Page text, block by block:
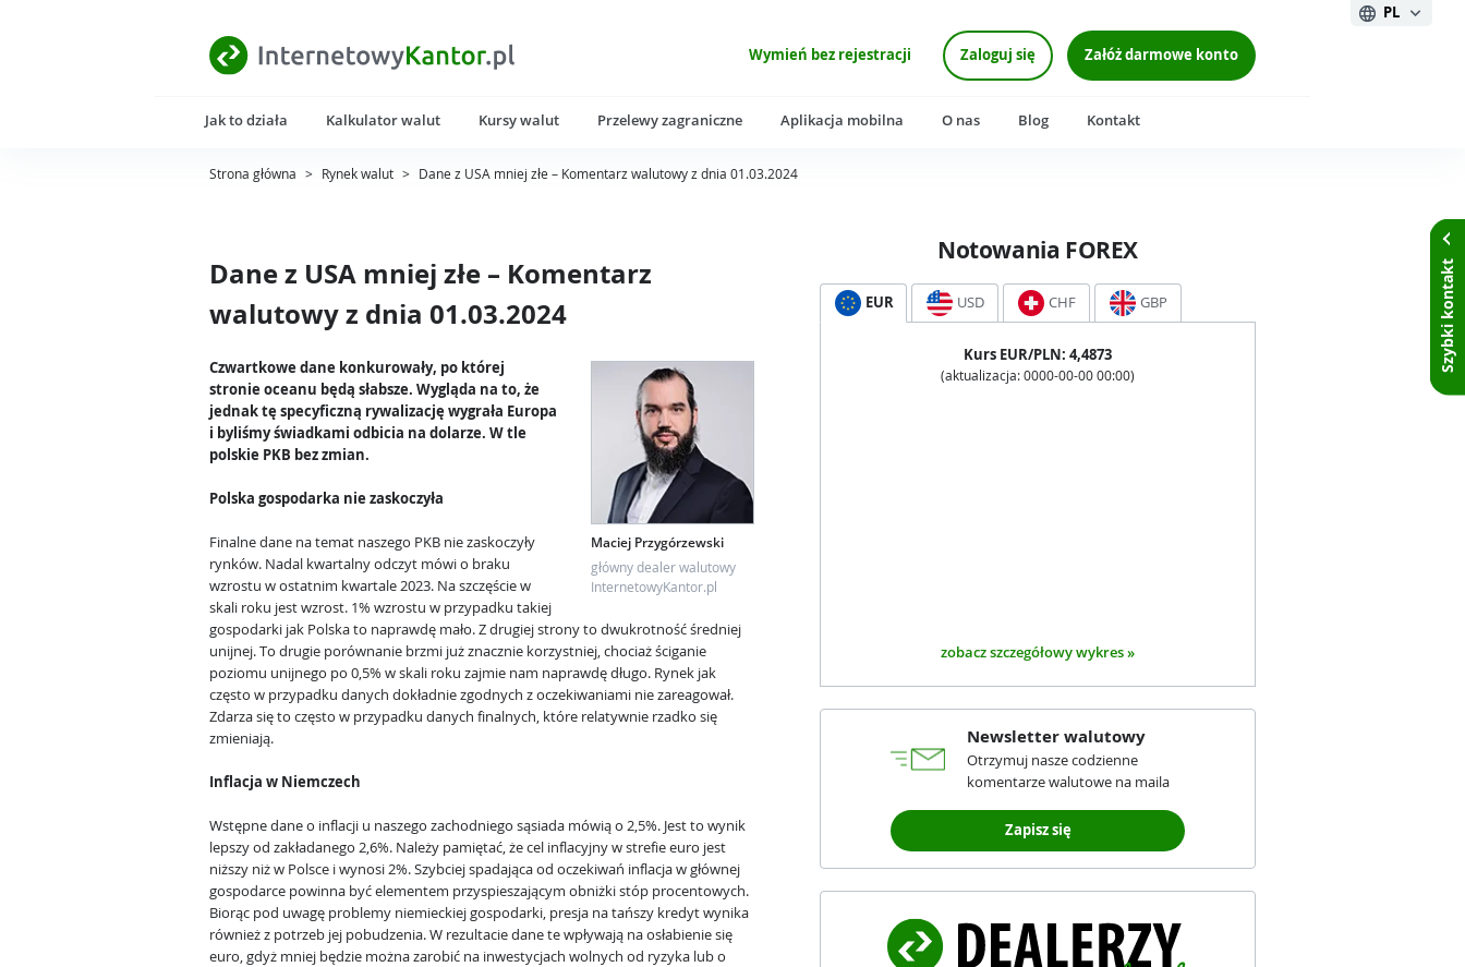
Wymień bez rejestracji Zaloguj się Załóż darmowe konto
PL
Jak to działa Kalkulator walut Kursy walut Przelewy zagraniczne Aplikacja mobilna O nas Blog Kontakt
Strona główna > Rynek walut > Dane z USA mniej złe – Komentarz walutowy z dnia 01.03.2024
Dane z USA mniej złe – Komentarz
walutowy z dnia 01.03.2024
Maciej Przygórzewski
główny dealer walutowy
InternetowyKantor.pl
Czwartkowe dane konkurowały, po której
stronie oceanu będą słabsze. Wygląda na to, że
jednak tę specyficzną rywalizację wygrała Europa
i byliśmy świadkami odbicia na dolarze. W tle
polskie PKB bez zmian.
Polska gospodarka nie zaskoczyła
Finalne dane na temat naszego PKB nie zaskoczyły
rynków. Nadal kwartalny odczyt mówi o braku
wzrostu w ostatnim kwartale 2023. Na szczęście w
skali roku jest wzrost. 1% wzrostu w przypadku takiej
gospodarki jak Polska to naprawdę mało. Z drugiej strony to dwukrotność średniej
unijnej. To drugie porównanie brzmi już znacznie korzystniej, chociaż ściganie
poziomu unijnego po 0,5% w skali roku zajmie nam naprawdę długo. Rynek jak
często w przypadku danych dokładnie zgodnych z oczekiwaniami nie zareagował.
Zdarza się to często w przypadku danych finalnych, które relatywnie rzadko się
zmieniają.
Inflacja w Niemczech
Wstępne dane o inflacji u naszego zachodniego sąsiada mówią o 2,5%. Jest to wynik
lepszy od zakładanego 2,6%. Należy pamiętać, że cel inflacyjny w strefie euro jest
niższy niż w Polsce i wynosi 2%. Szybciej spadająca od oczekiwań inflacja w głównej
gospodarce powinna być elementem przyspieszającym obniżki stóp procentowych.
Biorąc pod uwagę problemy niemieckiej gospodarki, presja na tańszy kredyt wynika
również z potrzeb jej pobudzenia. W rezultacie dane te wpływają na osłabienie się
euro, gdyż mniej będzie można zarobić na inwestycjach wolnych od ryzyka lub o
Notowania FOREX
EUR USD CHF GBP
Kurs EUR/PLN: 4,4873
(aktualizacja: 0000-00-00 00:00)
zobacz szczegółowy wykres »
Newsletter walutowy
Otrzymuj nasze codzienne
komentarze walutowe na maila
Zapisz się
Szybki kontakt